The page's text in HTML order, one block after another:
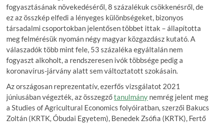
fogyasztásának növekedéséről, 8 százalékuk csökkenésről, de
ez az összkép elfedi a lényeges különbségeket, bizonyos
társadalmi csoportokban jelentősen többet ittak – állapította
meg felmérésük nyomán négy magyar közgazdász kutató. A
válaszadók több mint fele, 53 százaléka egyáltalán nem
fogyaszt alkoholt, a rendszeresen ivók többsége pedig a
koronavírus-járvány alatt sem változtatott szokásain.
Az országosan reprezentatív, ezerfős vizsgálatot 2021
júniusában végezték, az összegzőtanulmány nemrég jelent meg
a Studies of Agricultural Economics folyóiratban, szerzői Bakucs
Zoltán (KRTK, Óbudai Egyetem), Benedek Zsófia (KRTK), Fertő